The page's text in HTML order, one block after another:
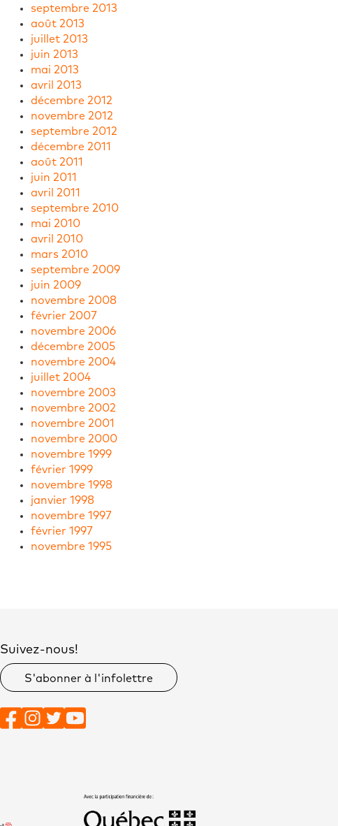
septembre 2013
août 2013
juillet 2013
juin 2013
mai 2013
avril 2013
décembre 2012
novembre 2012
septembre 2012
décembre 2011
août 2011
juin 2011
avril 2011
septembre 2010
mai 2010
avril 2010
mars 2010
septembre 2009
juin 2009
novembre 2008
février 2007
novembre 2006
décembre 2005
novembre 2004
juillet 2004
novembre 2003
novembre 2002
novembre 2001
novembre 2000
novembre 1999
février 1999
novembre 1998
janvier 1998
novembre 1997
février 1997
novembre 1995
Suivez-nous!
S'abonner à l'infolettre